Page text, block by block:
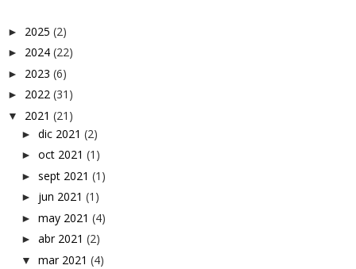
► 2025 (2)
► 2024 (22)
► 2023 (6)
► 2022 (31)
▼ 2021 (21)
► dic 2021 (2)
► oct 2021 (1)
► sept 2021 (1)
► jun 2021 (1)
► may 2021 (4)
► abr 2021 (2)
▼ mar 2021 (4)